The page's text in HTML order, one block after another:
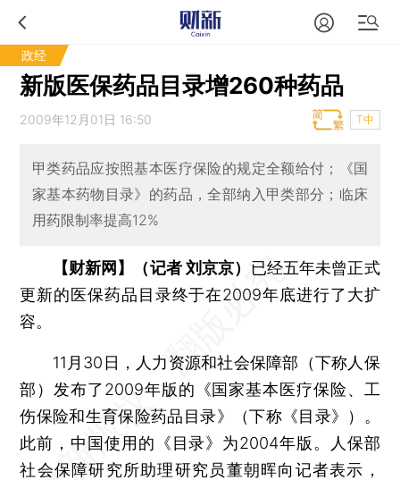
政经
新版医保药品目录增260种药品
2009年12月01日 16:50 T中
甲类药品应按照基本医疗保险的规定全额给付；《国
家基本药物目录》的药品，全部纳入甲类部分；临床
用药限制率提高12%
【财新网】（记者 刘京京） 已经五年未曾正式
更新的医保药品目录终于在2009年底进行了大扩
容。
11月30日，人力资源和社会保障部（下称人保
部）发布了2009年版的《国家基本医疗保险、工
伤保险和生育保险药品目录》（下称《目录》）。
此前，中国使用的《目录》为2004年版。人保部
社会保障研究所助理研究员董朝晖向记者表示，